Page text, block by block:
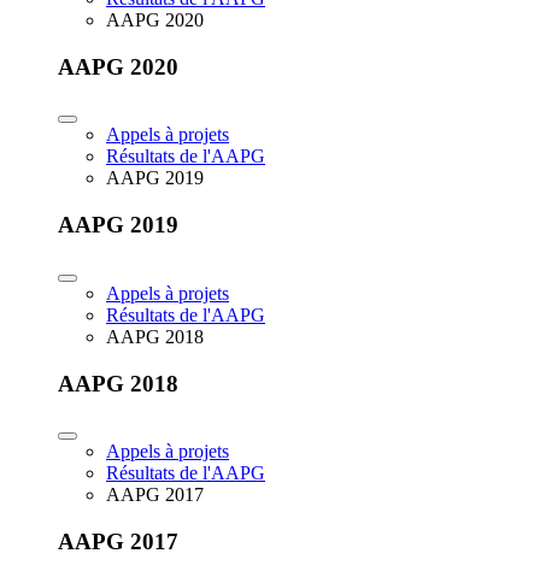
AAPG 2020
AAPG 2020
Appels à projets
Résultats de l'AAPG
AAPG 2019
AAPG 2019
Appels à projets
Résultats de l'AAPG
AAPG 2018
AAPG 2018
Appels à projets
Résultats de l'AAPG
AAPG 2017
AAPG 2017